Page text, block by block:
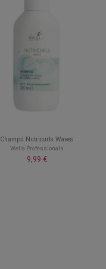
Champú Nutricurls Waves
Wella Professionals
9,99 €